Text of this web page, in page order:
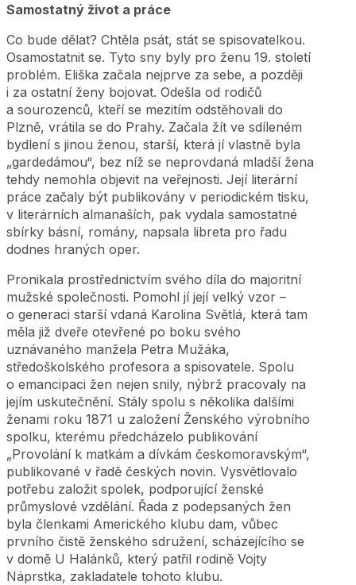
Samostatný život a práce
Co bude dělat? Chtěla psát, stát se spisovatelkou.
Osamostatnit se. Tyto sny byly pro ženu 19. století
problém. Eliška začala nejprve za sebe, a později
i za ostatní ženy bojovat. Odešla od rodičů
a sourozenců, kteří se mezitím odstěhovali do
Plzně, vrátila se do Prahy. Začala žít ve sdíleném
bydlení s jinou ženou, starší, která jí vlastně byla
„gardedámou“, bez níž se neprovdaná mladší žena
tehdy nemohla objevit na veřejnosti. Její literární
práce začaly být publikovány v periodickém tisku,
v literárních almanaších, pak vydala samostatné
sbírky básní, romány, napsala libreta pro řadu
dodnes hraných oper.
Pronikala prostřednictvím svého díla do majoritní
mužské společnosti. Pomohl jí její velký vzor –
o generaci starší vdaná Karolina Světlá, která tam
měla již dveře otevřené po boku svého
uznávaného manžela Petra Mužáka,
středoškolského profesora a spisovatele. Spolu
o emancipaci žen nejen snily, nýbrž pracovaly na
jejím uskutečnění. Stály spolu s několika dalšími
ženami roku 1871 u založení Ženského výrobního
spolku, kterému předcházelo publikování
„Provolání k matkám a dívkám českomoravským“,
publikované v řadě českých novin. Vysvětlovalo
potřebu založit spolek, podporující ženské
průmyslové vzdělání. Řada z podepsaných žen
byla členkami Amerického klubu dam, vůbec
prvního čistě ženského sdružení, scházejícího se
v domě U Halánků, který patřil rodině Vojty
Náprstka, zakladatele tohoto klubu.